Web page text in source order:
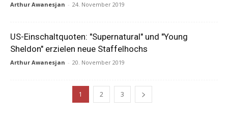
Arthur Awanesjan - 24. November 2019
US-Einschaltquoten: "Supernatural" und "Young
Sheldon" erzielen neue Staffelhochs
Arthur Awanesjan - 20. November 2019
1 2 3